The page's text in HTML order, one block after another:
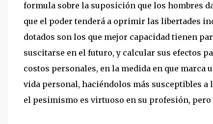
formula sobre la suposición que los hombres
que el poder tenderá a oprimir las libertades
dotados son los que mejor capacidad tienen
suscitarse en el futuro, y calcular sus efectos
costos personales, en la medida en que
vida personal, haciéndolos más susceptibles a
el pesimismo es virtuoso en su profesión,